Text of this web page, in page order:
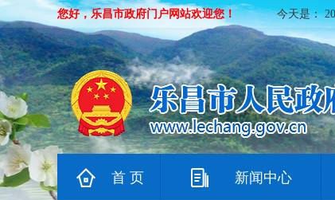
您好，乐昌市政府门户网站欢迎您！ 今天是：
首 页 新闻中心